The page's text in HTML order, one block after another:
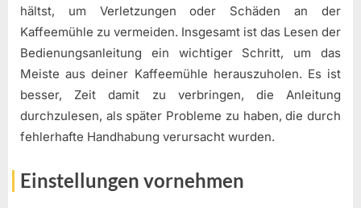
hältst, um Verletzungen oder Schäden an der
Kaffeemühle zu vermeiden. Insgesamt ist das Lesen der
Bedienungsanleitung ein wichtiger Schritt, um das
Meiste aus deiner Kaffeemühle herauszuholen. Es ist
besser, Zeit damit zu verbringen, die Anleitung
durchzulesen, als später Probleme zu haben, die durch
fehlerhafte Handhabung verursacht wurden.
Einstellungen vornehmen